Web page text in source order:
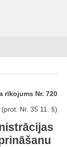
rīkojums Nr. 720
Nr. 35 11. §)